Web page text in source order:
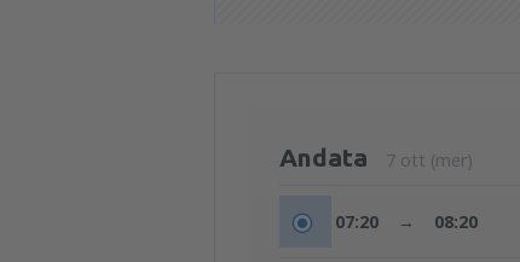
Andata 7 ott (mer)
07:20 → 08:20